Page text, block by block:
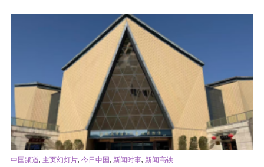
中国频道, 主页幻灯片, 今日中国, 新闻时事, 新闻高铁